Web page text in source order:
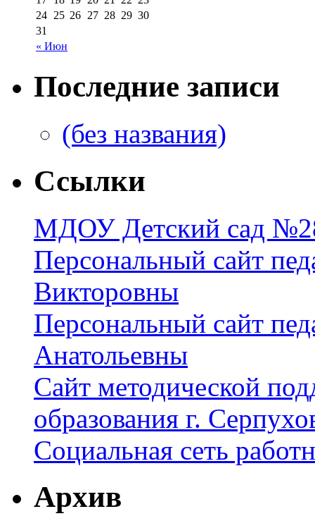
« Июн
24 25 26 27 28 29 30
31
Последние записи
(без названия)
Ссылки
МДОУ Детский сад
Персональный сайт
Викторовны
Персональный сайт
Анатольевны
Сайт методической
образования г.
Социальная сеть
Архив